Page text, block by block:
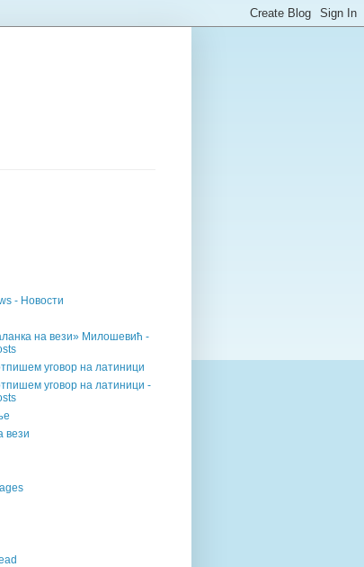
- Новости
на вези» Милошевић -
уговор на латиници
уговор на латиници -
вези